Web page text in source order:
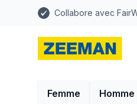
Collabore avec
Femme Homme